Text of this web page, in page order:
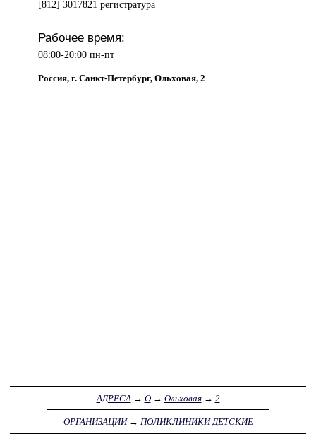
[812] 3017821 регистратура
Рабочее время:
08:00-20:00 пн-пт
Россия, г. Санкт-Петербург, Ольховая, 2
АДРЕСА → О→ Ольховая→ 2
ОРГАНИЗАЦИИ→ ПОЛИКЛИНИКИ ДЕТСКИЕ